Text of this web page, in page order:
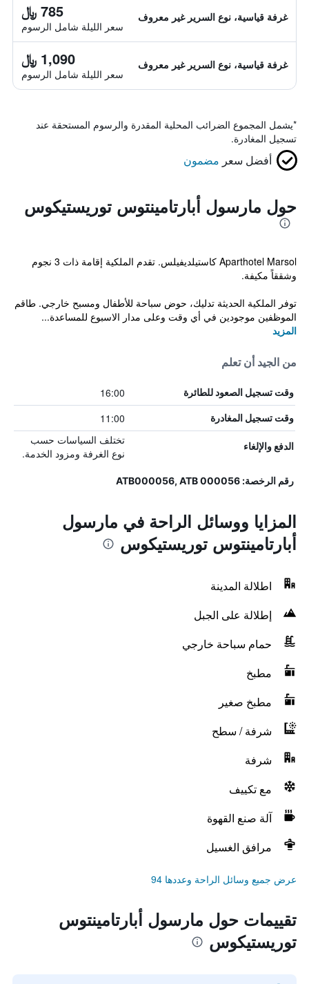
غرفة قياسية، نوع السرير غير معروف 785 ﷼
سعر الليلة شامل الرسوم
غرفة قياسية، نوع السرير غير معروف 1,090 ﷼
سعر الليلة شامل الرسوم
*يشمل المجموع الضرائب المحلية المقدرة والرسوم المستحقة عند
تسجيل المغادرة.
أفضل سعر مضمون
حول مارسول أبارتامينتوس توريستيكوس
Aparthotel Marsol كاستيلديفيلس. تقدم الملكية إقامة ذات 3 نجوم
وشققاً مكيفة.
توفر الملكية الحديثة تدليك، حوض سباحة للأطفال ومسبح خارجي. طاقم
الموظفين موجودين في أي وقت وعلى مدار الاسبوع للمساعدة...
المزيد
من الجيد أن تعلم
وقت تسجيل الصعود للطائرة 16:00
وقت تسجيل المغادرة 11:00
الدفع والإلغاء
تختلف السياسات حسب
نوع الغرفة ومزود الخدمة.
رقم الرخصة: ATB000056, ATB 000056
المزايا ووسائل الراحة في مارسول
أبارتامينتوس توريستيكوس
اطلالة المدينة
إطلالة على الجبل
حمام سباحة خارجي
مطبخ
مطبخ صغير
شرفة / سطح
شرفة
مع تكييف
آلة صنع القهوة
مرافق الغسيل
عرض جميع وسائل الراحة وعددها 94
تقييمات حول مارسول أبارتامينتوس
توريستيكوس